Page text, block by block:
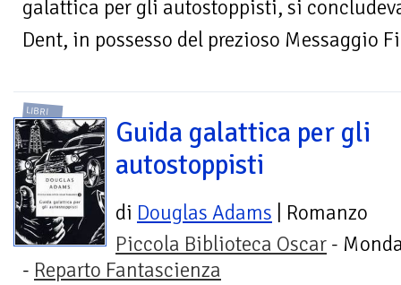
galattica per gli autostoppisti, si
Dent, in possesso del prezioso Messaggio
LIBRI
Guida galattica per gli
autostoppisti
di Douglas Adams | Romanzo
Piccola Biblioteca Oscar -
- Reparto Fantascienza